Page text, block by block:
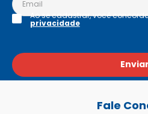
Enviar
Ao se cadastrar, você
privacidade
Fale